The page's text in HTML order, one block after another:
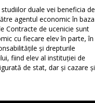
duale vei beneficia de
agentul economic în baza
Contracte de ucenicie sunt
cu fiecare elev în parte, în
și drepturile
fiind elev al instituției de
de stat, dar și cazare și